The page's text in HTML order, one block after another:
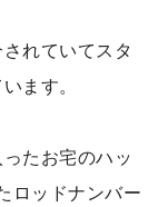
れていてスタ
ます。
たお宅のハッ
ロッドナンバー